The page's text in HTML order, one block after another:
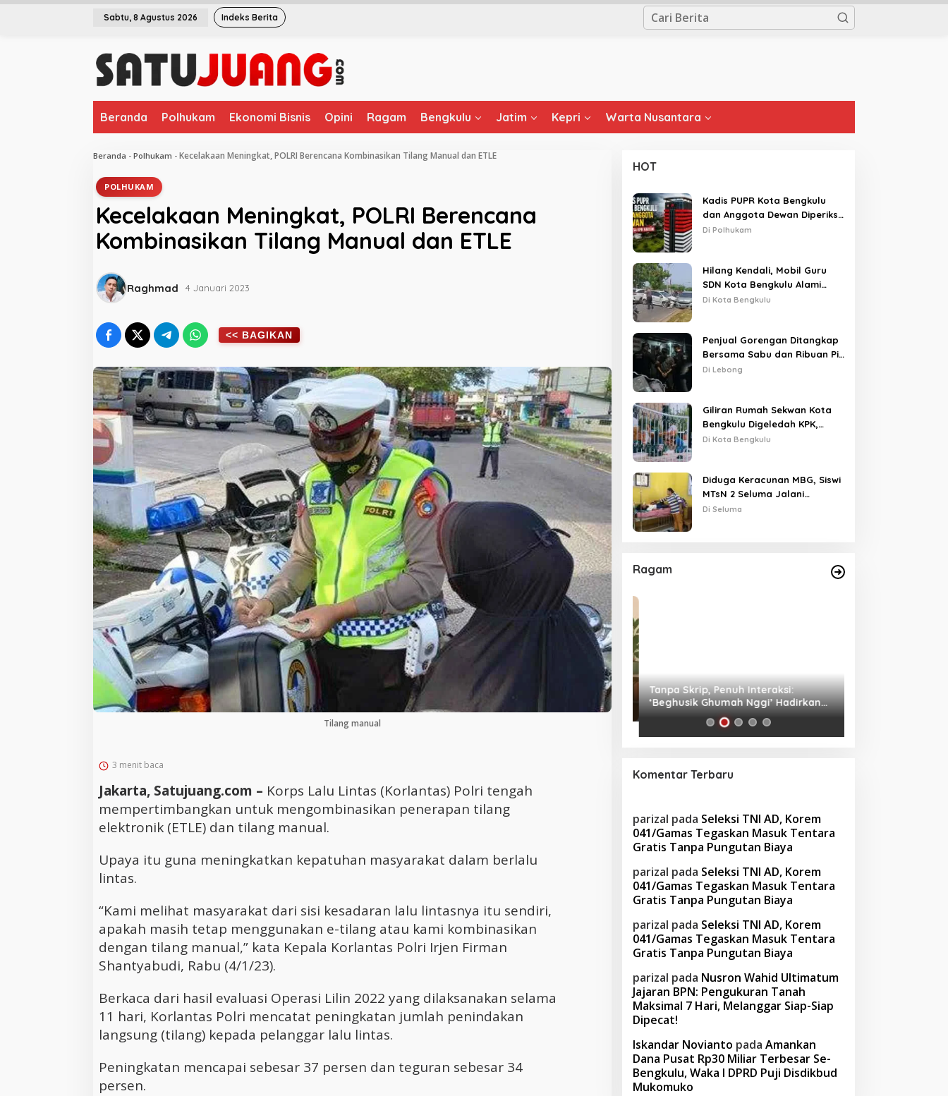
L
Sabtu, 8 Agustus 2026 Indeks Berita
Beranda Polhukam Ekonomi Bisnis Opini Ragam Bengkulu Jatim Kepri Warta Nusantara
Beranda - Polhukam - Kecelakaan Meningkat, POLRI Berencana Kombinasikan Tilang Manual dan ETLE
POLHUKAM
Kecelakaan Meningkat, POLRI Berencana
Kombinasikan Tilang Manual dan ETLE
Raghmad 4 Januari 2023
Tilang manual
3 menit baca
Jakarta, Satujuang.com – Korps Lalu Lintas (Korlantas) Polri tengah
mempertimbangkan untuk mengombinasikan penerapan tilang
elektronik (ETLE) dan tilang manual.
Upaya itu guna meningkatkan kepatuhan masyarakat dalam berlalu
lintas.
“Kami melihat masyarakat dari sisi kesadaran lalu lintasnya itu sendiri,
apakah masih tetap menggunakan e-tilang atau kami kombinasikan
dengan tilang manual,” kata Kepala Korlantas Polri Irjen Firman
Shantyabudi, Rabu (4/1/23).
Berkaca dari hasil evaluasi Operasi Lilin 2022 yang dilaksanakan selama
11 hari, Korlantas Polri mencatat peningkatan jumlah penindakan
langsung (tilang) kepada pelanggar lalu lintas.
Peningkatan mencapai sebesar 37 persen dan teguran sebesar 34
persen.
HOT
Kadis PUPR Kota Bengkulu
dan Anggota Dewan Diperiksa
KPK Hari Ini
Di Polhukam
Hilang Kendali, Mobil Guru
SDN Kota Bengkulu Alami
Tabrakan Beruntun di Lampu
Di Kota Bengkulu
Penjual Gorengan Ditangkap
Bersama Sabu dan Ribuan Pil,
Nama Oknum APH Disebut
Di Lebong
Giliran Rumah Sekwan Kota
Bengkulu Digeledah KPK,
Dikawal Polisi Bersenjata
Di Kota Bengkulu
Diduga Keracunan MBG, Siswi
MTsN 2 Seluma Jalani
Perawatan Intensif di RSUD
Di Seluma
Ragam
Cara Efektif Mengelola Waktu untuk
Produktivitas Maksimal
Tanpa Skrip, Penuh Interaksi:
‘Beghusik Ghumah Nggi’ Hadirkan
Ruang Digital Seperti Rumah Sendiri
Komentar Terbaru
parizal pada Seleksi TNI AD, Korem
041/Gamas Tegaskan Masuk Tentara
Gratis Tanpa Pungutan Biaya
parizal pada Seleksi TNI AD, Korem
041/Gamas Tegaskan Masuk Tentara
Gratis Tanpa Pungutan Biaya
parizal pada Seleksi TNI AD, Korem
041/Gamas Tegaskan Masuk Tentara
Gratis Tanpa Pungutan Biaya
parizal pada Nusron Wahid Ultimatum
Jajaran BPN: Pengukuran Tanah
Maksimal 7 Hari, Melanggar Siap-Siap
Dipecat!
Iskandar Novianto pada Amankan
Dana Pusat Rp30 Miliar Terbesar Se-
Bengkulu, Waka I DPRD Puji Disdikbud
Mukomuko